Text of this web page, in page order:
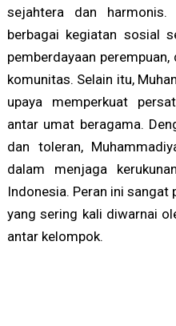
sejahtera dan
berbagai kegiatan sosial
pemberdayaan
komunitas. Selain itu,
upaya memperkuat
antar umat beragama.
dan toleran,
dalam menjaga
Indonesia. Peran ini
yang sering kali diwarnai
antar kelompok.